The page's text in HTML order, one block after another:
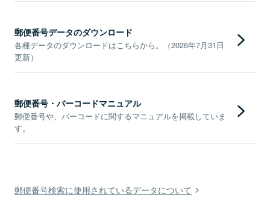
郵便番号データのダウンロード
各種データのダウンロードはこちらから。（2026年7月31日
更新）
郵便番号・バーコードマニュアル
郵便番号や、バーコードに関するマニュアルを掲載していま
す。
郵便番号検索に使用されているデータについて